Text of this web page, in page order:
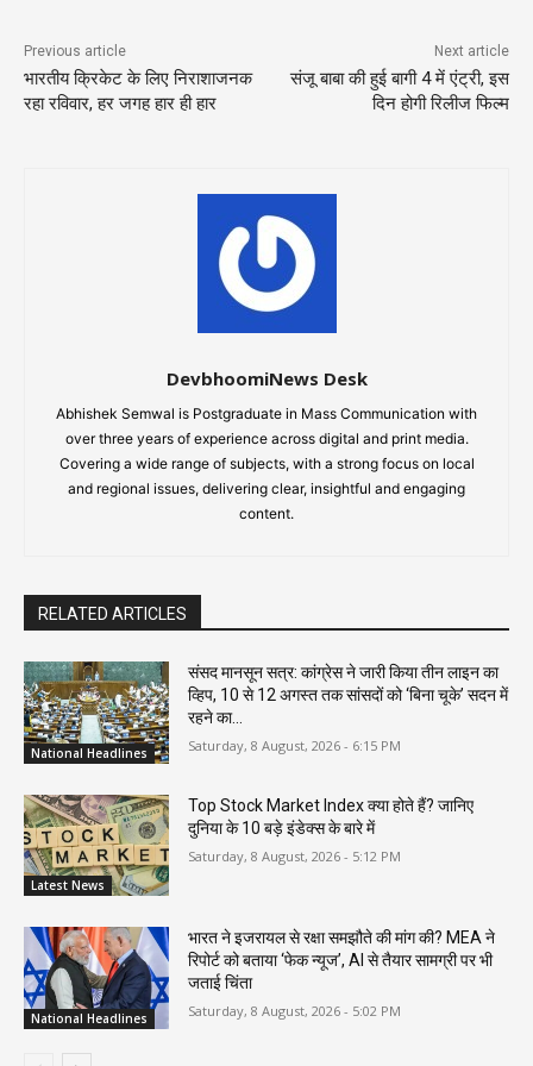
Previous article
भारतीय क्रिकेट के लिए निराशाजनक
रहा रविवार, हर जगह हार ही हार
Next article
संजू बाबा की हुई बागी 4 में एंट्री, इस
दिन होगी रिलीज फिल्म
DevbhoomiNews Desk
Abhishek Semwal is Postgraduate in Mass Communication with
over three years of experience across digital and print media.
Covering a wide range of subjects, with a strong focus on local
and regional issues, delivering clear, insightful and engaging
content.
RELATED ARTICLES
National Headlines
संसद मानसून सत्र: कांग्रेस ने जारी किया तीन लाइन का
व्हिप, 10 से 12 अगस्त तक सांसदों को ‘बिना चूके’ सदन में
रहने का...
Saturday, 8 August, 2026 - 6:15 PM
Latest News
Top Stock Market Index क्या होते हैं? जानिए
दुनिया के 10 बड़े इंडेक्स के बारे में
Saturday, 8 August, 2026 - 5:12 PM
National Headlines
भारत ने इजरायल से रक्षा समझौते की मांग की? MEA ने
रिपोर्ट को बताया ‘फेक न्यूज’, AI से तैयार सामग्री पर भी
जताई चिंता
Saturday, 8 August, 2026 - 5:02 PM